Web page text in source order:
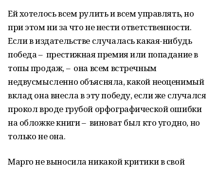
Ей хотелось всем рулить и всем управлять, но
при этом ни за что не нести ответственности.
Если в издательстве случалась какая-нибудь
победа – престижная премия или попадание в
топы продаж, – она всем встречным
недвусмысленно объясняла, какой неоценимый
вклад она внесла в эту победу, если же случался
прокол вроде грубой орфографической ошибки
на обложке книги – виноват был кто угодно, но
только не она.
Марго не выносила никакой критики в свой